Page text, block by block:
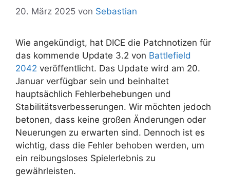
20. März 2025 von Sebastian
Wie angekündigt, hat DICE die Patchnotizen für
das kommende Update 3.2 von Battlefield
2042 veröffentlicht. Das Update wird am 20.
Januar verfügbar sein und beinhaltet
hauptsächlich Fehlerbehebungen und
Stabilitätsverbesserungen. Wir möchten jedoch
betonen, dass keine großen Änderungen oder
Neuerungen zu erwarten sind. Dennoch ist es
wichtig, dass die Fehler behoben werden, um
ein reibungsloses Spielerlebnis zu
gewährleisten.